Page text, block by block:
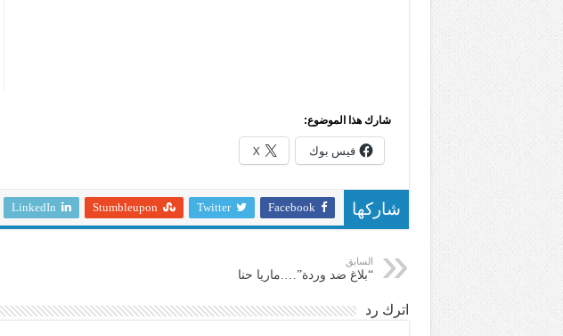
شارك هذا الموضوع:
فيس بوك X
شاركها Facebook
Twitter
Stumbleupon
LinkedIn
السابق
“بلاغ ضد وردة”….ماريا حنا
اترك رد